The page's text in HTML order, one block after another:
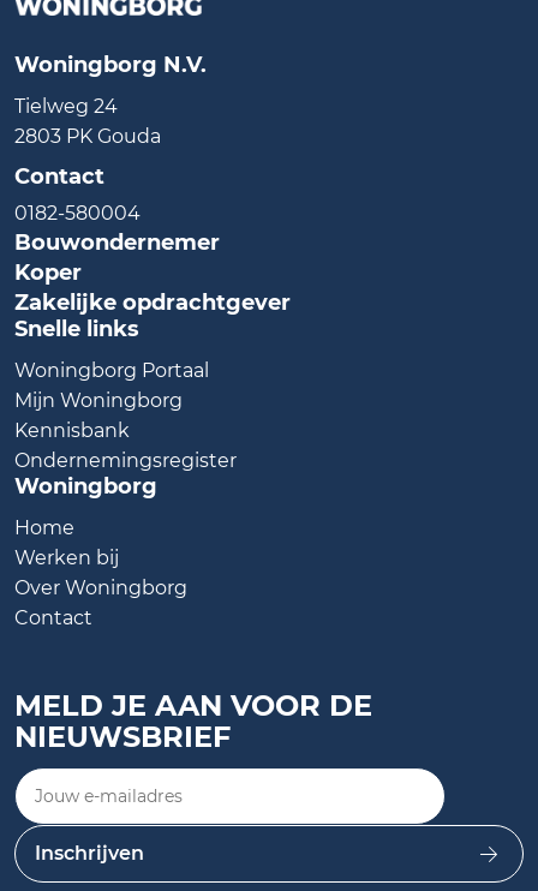
Woningborg N.V.
Tielweg 24
2803 PK Gouda
Contact
0182-580004
Bouwondernemer
Koper
Zakelijke opdrachtgever
Snelle links
Woningborg Portaal
Mijn Woningborg
Kennisbank
Ondernemingsregister
Woningborg
Home
Werken bij
Over Woningborg
Contact
MELD JE AAN VOOR DE
NIEUWSBRIEF
Jouw e-mailadres
Inschrijven